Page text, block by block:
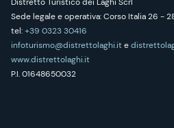
Sede legale e operativa: Corso Italia 26 -
tel:+39 0323 30416
infoturismo@distrettolaghi.ite
www.distrettolaghi.it
P.I. 01648650032